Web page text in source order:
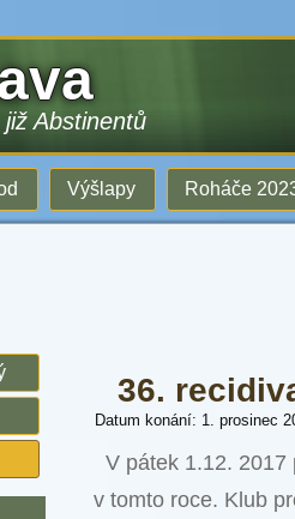
Abstinentů
Výšlapy Roháče
36.
Datum konání: 1. prosinec
V pátek 1.12.
v tomto roce. Klub